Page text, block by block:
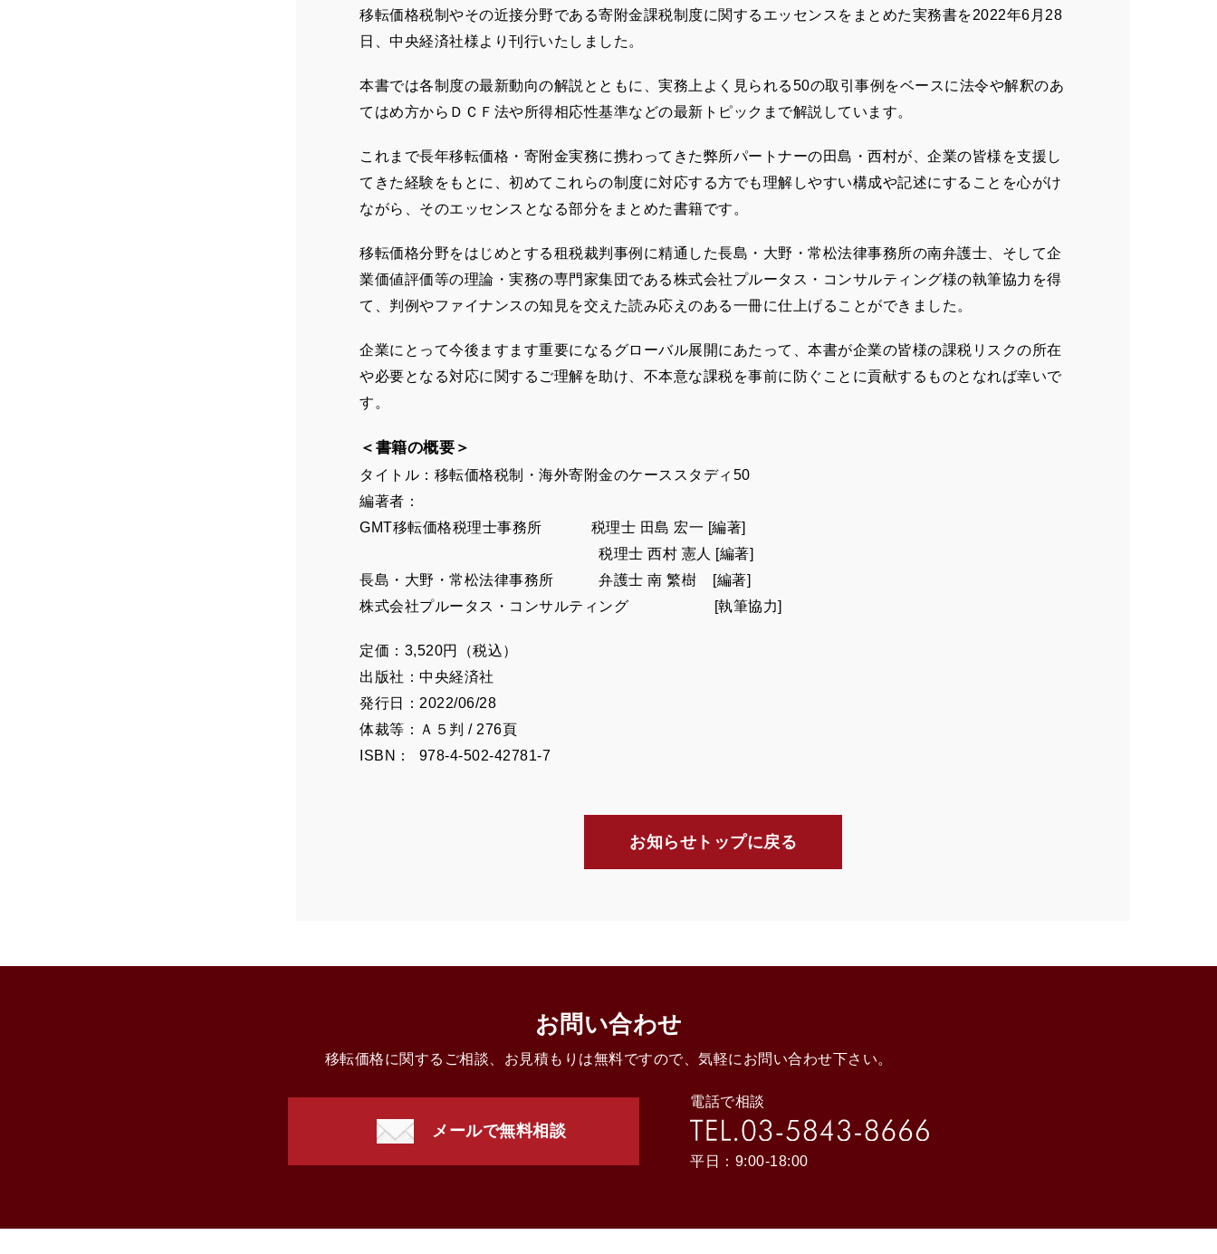
移転価格税制やその近接分野である寄附金課税制度に関するエッセンスをまとめた実務書を2022年6月28
日、中央経済社様より刊行いたしました。
本書では各制度の最新動向の解説とともに、実務上よく見られる50の取引事例をベースに法令や解釈のあ
てはめ方からＤＣＦ法や所得相応性基準などの最新トピックまで解説しています。
これまで長年移転価格・寄附金実務に携わってきた弊所パートナーの田島・西村が、企業の皆様を支援し
てきた経験をもとに、初めてこれらの制度に対応する方でも理解しやすい構成や記述にすることを心がけ
ながら、そのエッセンスとなる部分をまとめた書籍です。
移転価格分野をはじめとする租税裁判事例に精通した長島・大野・常松法律事務所の南弁護士、そして企
業価値評価等の理論・実務の専門家集団である株式会社プルータス・コンサルティング様の執筆協力を得
て、判例やファイナンスの知見を交えた読み応えのある一冊に仕上げることができました。
企業にとって今後ますます重要になるグローバル展開にあたって、本書が企業の皆様の課税リスクの所在
や必要となる対応に関するご理解を助け、不本意な課税を事前に防ぐことに貢献するものとなれば幸いで
す。
＜書籍の概要＞
タイトル：移転価格税制・海外寄附金のケーススタディ50
編著者：
GMT移転価格税理士事務所 税理士 田島 宏一 [編著]
税理士 西村 憲人 [編著]
長島・大野・常松法律事務所 弁護士 南 繁樹 [編著]
株式会社プルータス・コンサルティング [執筆協力]
定価：3,520円（税込）
出版社：中央経済社
発行日：2022/06/28
体裁等：Ａ５判 / 276頁
ISBN： 978-4-502-42781-7
お知らせトップに戻る
お問い合わせ
移転価格に関するご相談、お見積もりは無料ですので、気軽にお問い合わせ下さい。
メールで無料相談
電話で相談
平日：9:00-18:00